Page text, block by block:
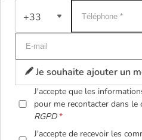
+33
Je souhaite ajouter un
J'accepte que les
pour me recontacter dans le
RGPD
J'accepte de recevoir les